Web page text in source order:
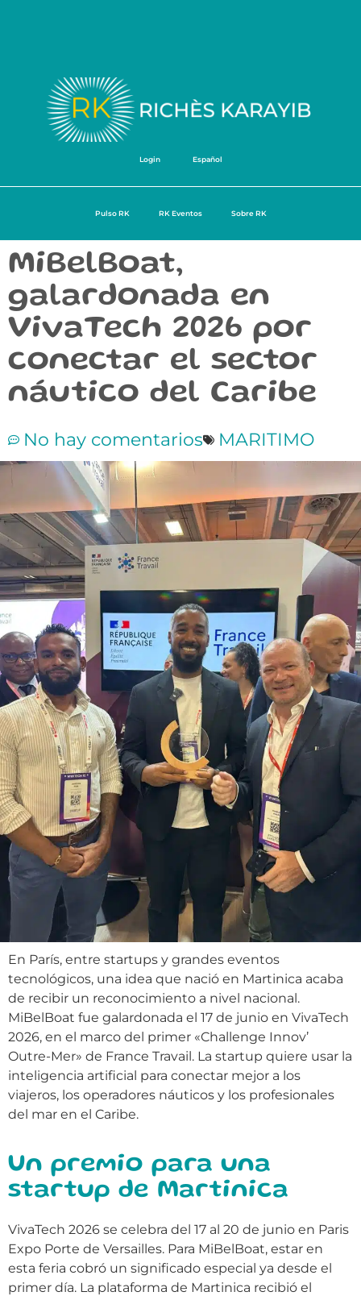
Login Español
Pulso RK RK Eventos Sobre RK
MiBelBoat,
galardonada en
VivaTech 2026 por
conectar el sector
náutico del Caribe
No hay comentarios MARITIMO
En París, entre startups y grandes eventos
tecnológicos, una idea que nació en Martinica acaba
de recibir un reconocimiento a nivel nacional.
MiBelBoat fue galardonada el 17 de junio en VivaTech
2026, en el marco del primer «Challenge Innov’
Outre-Mer» de France Travail. La startup quiere usar la
inteligencia artificial para conectar mejor a los
viajeros, los operadores náuticos y los profesionales
del mar en el Caribe.
Un premio para una
startup de Martinica
VivaTech 2026 se celebra del 17 al 20 de junio en Paris
Expo Porte de Versailles. Para MiBelBoat, estar en
esta feria cobró un significado especial ya desde el
primer día. La plataforma de Martinica recibió el